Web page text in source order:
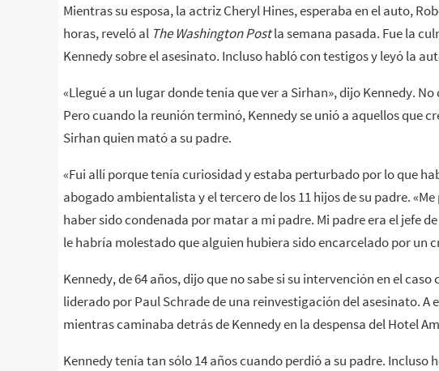
Mientras su esposa, la actriz Cheryl Hines, esperaba en el auto,
horas, reveló al The Washington Postla semana pasada. Fue la
Kennedy sobre el asesinato. Incluso habló con testigos y leyó la
«Llegué a un lugar donde tenía que ver a Sirhan», dijo Kennedy.
Pero cuando la reunión terminó, Kennedy se unió a aquellos que
Sirhan quien mató a su padre.
«Fui allí porque tenía curiosidad y estaba perturbado por lo que
abogado ambientalista y el tercero de los 11 hijos de su padre.
haber sido condenada por matar a mi padre. Mi padre era el jefe
le habría molestado que alguien hubiera sido encarcelado por un
Kennedy, de 64 años, dijo que no sabe si su intervención en el
liderado por Paul Schrade de una reinvestigación del asesinato.
mientras caminaba detrás de Kennedy en la despensa del Hotel
Kennedy tenía tan sólo 14 años cuando perdió a su padre. Incluso